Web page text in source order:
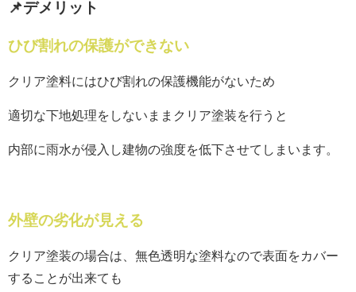
📌デメリット
ひび割れの保護ができない
クリア塗料にはひび割れの保護機能がないため
適切な下地処理をしないままクリア塗装を行うと
内部に雨水が侵入し建物の強度を低下させてしまいます。
外壁の劣化が見える
クリア塗装の場合は、無色透明な塗料なので表面をカバー
することが出来ても